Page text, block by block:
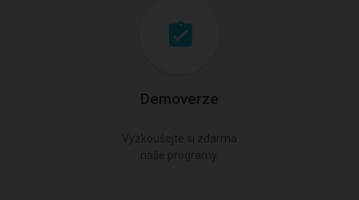
Demoverze
Vyzkoušejte si zdarma
naše programy.